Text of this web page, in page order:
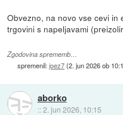
Obvezno, na novo vse cevi in
trgovini s napeljavami
Zgodovina sprememb…
spremenil:joez7(2. jun 2026 ob
aborko
::2. jun 2026, 10:15